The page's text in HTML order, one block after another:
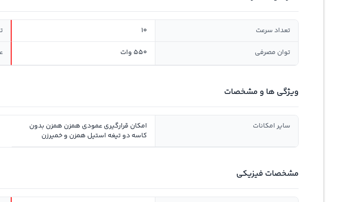
تعداد سرعت 10
توان مصرفی 550 وات
ویژگی ها و مشخصات
سایر امکانات
امکان قرارگیری عمودی همزن همزن بدون
کاسه دو تیغه استیل همزن و خمیرزن
مشخصات فیزیکی